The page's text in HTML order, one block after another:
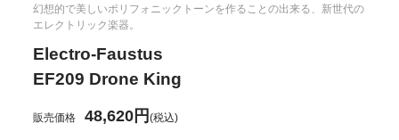
幻想的で美しいポリフォニックトーンを作ることの出来る、新世代の
エレクトリック楽器。
Electro-Faustus
EF209 Drone King
販売価格 48,620円(税込)